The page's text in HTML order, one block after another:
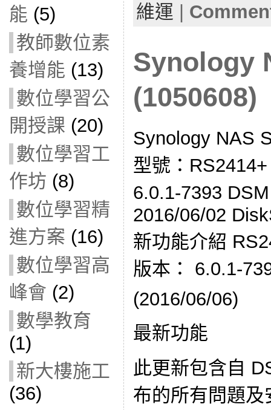
能 (5)
教師數位素
養增能 (13)
數位學習公
開授課 (20)
數位學習工
作坊 (8)
數位學習精
進方案 (16)
數位學習高
峰會 (2)
數學教育
(1)
新大樓施工
(36)
維運
Synology
(1050608)
Synology NAS
型號：
6.0.1-7393
2016/06/02
新功能介紹
版本： 6.0.1-
(2016/06/06)
最新功能
此更新包含自
布的所有問題